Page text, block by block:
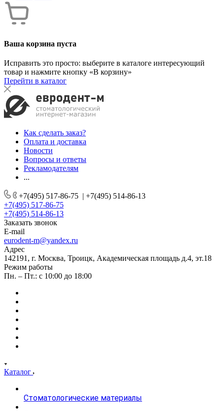
Ваша корзина пуста
Исправить это просто: выберите в каталоге интересующий
товар и нажмите кнопку «В корзину»
Перейти в каталог
Как сделать заказ?
Оплата и доставка
Новости
Вопросы и ответы
Рекламодателям
...
+7(495) 517-86-75 | +7(495) 514-86-13
+7(495) 517-86-75
+7(495) 514-86-13
Заказать звонок
E-mail
eurodent-m@yandex.ru
Адрес
142191, г. Москва, Троицк, Академическая площадь д.4, эт.18
Режим работы
Пн. – Пт.: с 10:00 до 18:00
Каталог
Стоматологические материалы